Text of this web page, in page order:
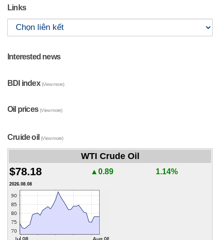
Links
Interested news
BDI index(View more)
Oil prices(View more)
Cruide oil(View more)
WTI Crude Oil
$78.18 ▲0.89 1.14%
2026.08.08